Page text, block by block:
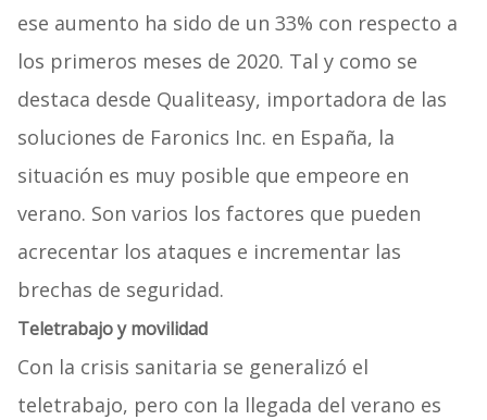
ese aumento ha sido de un 33% con respecto a
los primeros meses de 2020. Tal y como se
destaca desde Qualiteasy, importadora de las
soluciones de Faronics Inc. en España, la
situación es muy posible que empeore en
verano. Son varios los factores que pueden
acrecentar los ataques e incrementar las
brechas de seguridad.
Teletrabajo y movilidad
Con la crisis sanitaria se generalizó el
teletrabajo, pero con la llegada del verano es